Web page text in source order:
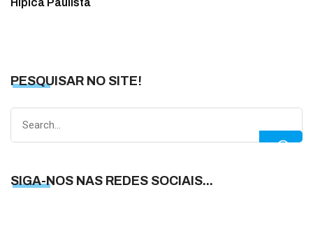
Hípica Paulista
PESQUISAR NO SITE!
SIGA-NOS NAS REDES SOCIAIS...